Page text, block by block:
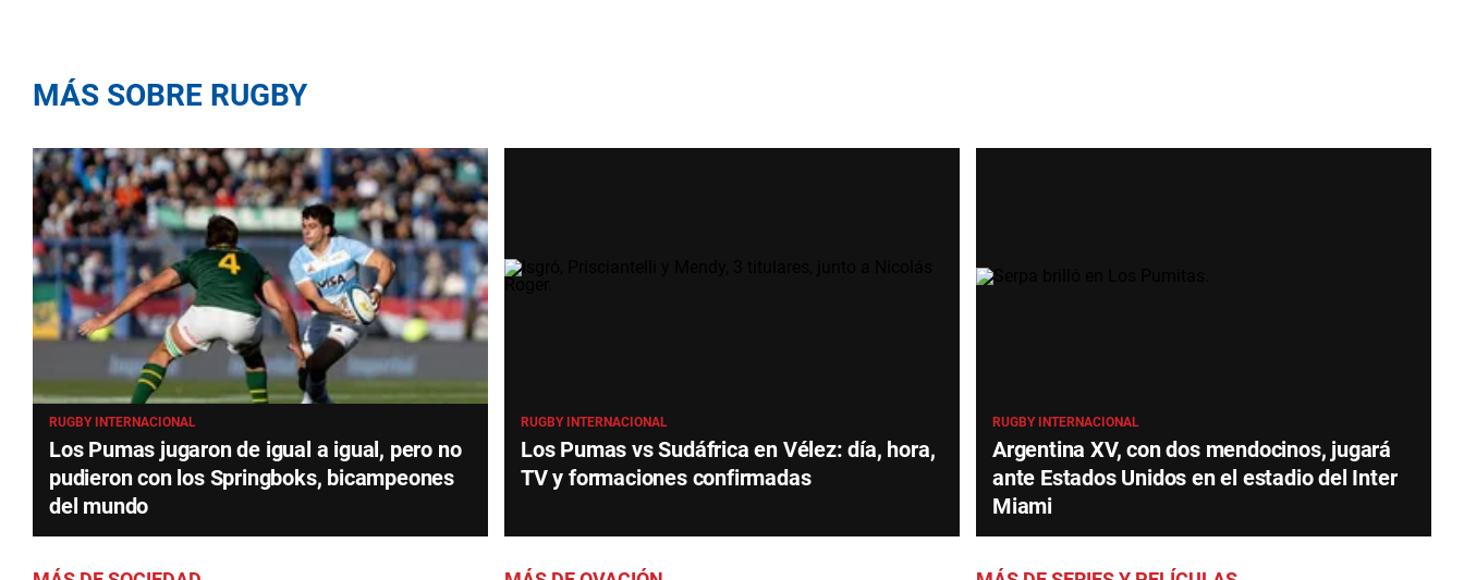
MÁS SOBRE RUGBY
RUGBY INTERNACIONAL
Los Pumas jugaron de igual a igual, pero no
pudieron con los Springboks, bicampeones
del mundo
RUGBY INTERNACIONAL
Los Pumas vs Sudáfrica en Vélez: día, hora,
TV y formaciones confirmadas
RUGBY INTERNACIONAL
Argentina XV, con dos mendocinos, jugará
ante Estados Unidos en el estadio del Inter
Miami